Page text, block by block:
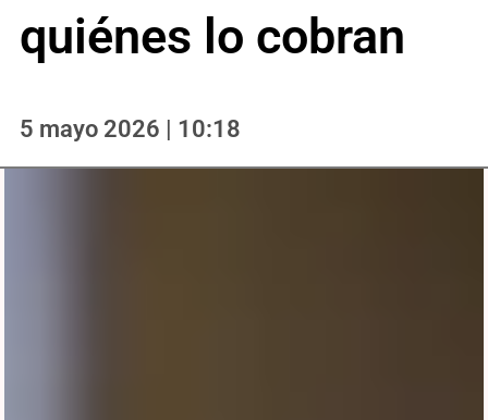
quiénes lo cobran
5 mayo 2026 | 10:18